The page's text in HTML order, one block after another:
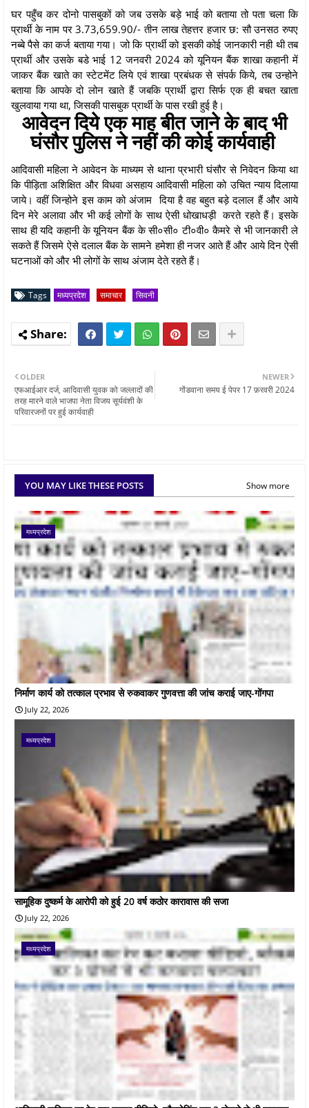
घर पहुँच कर दोनो पासबुकों को जब उसके बड़े भाई को बताया तो पता चला कि
प्रार्थी के नाम पर 3.73,659.90/- तीन लाख तेहत्तर हजार छ: सौ उनसठ रुपए
नब्बे पैसे का कर्ज बताया गया। जो कि प्रार्थी को इसकी कोई जानकारी नही थी तब
प्रार्थी और उसके बडे भाई 12 जनवरी 2024 को यूनियन बैंक शाखा कहानी में
जाकर बैंक खाते का स्टेटमेंट लिये एवं शाखा प्रबंधक से संपर्क किये, तब उन्होने
बताया कि आपके दो लोन खाते हैं जबकि प्रार्थी द्वारा सिर्फ एक ही बचत खाता
खुलवाया गया था, जिसकी पासबुक प्रार्थी के पास रखी हुई है।
आवेदन दिये एक माह बीत जाने के बाद भी
घंसौर पुलिस ने नहीं की कोई कार्यवाही
आदिवासी महिला ने आवेदन के माध्यम से थाना प्रभारी घंसौर से निवेदन किया था
कि पीड़िता अशिक्षित और विधवा असहाय आदिवासी महिला को उचित न्याय दिलाया
जाये। वहीं जिन्होने इस काम को अंजाम दिया है वह बहुत बड़े दलाल हैं और आये
दिन मेरे अलावा और भी कई लोगों के साथ ऐसी धोखाधड़ी करते रहते हैं। इसके
साथ ही यदि कहानी के यूनियन बैंक के सी०सी० टी०वी० कैमरे से भी जानकारी ले
सकते हैं जिसमे ऐसे दलाल बैंक के सामने हमेशा ही नजर आते हैं और आये दिन ऐसी
घटनाओं को और भी लोगों के साथ अंजाम देते रहते हैं।
Tags मध्यप्रदेश समाचार सिवनी
NEWER
गोंडवाना समय ई पेपर 17 फ़रवरी 2024
OLDER
एफआईआर दर्ज, आदिवासी युवक को जल्लादों की
तरह मारने वाले भाजपा नेता विजय सूर्यवंशी के
परिवारजनों पर हुई कार्यवाही
YOU MAY LIKE THESE POSTS Show more
मध्यप्रदेश
निर्माण कार्य को तत्काल प्रभाव से रुकवाकर गुणवत्ता की जांच कराई जाए-गोंगपा
July 22, 2026
मध्यप्रदेश
सामूहिक दुष्कर्म के आरोपी को हुई 20 वर्ष कठोर कारावास की सजा
July 22, 2026
मध्यप्रदेश